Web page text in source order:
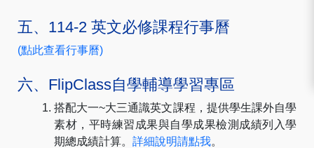
五、114-2 英文必修課程行事曆
(點此查看行事曆)
六、FlipClass自學輔導學習專區
搭配大一~大三通識英文課程，提供學生課外自學
素材，平時練習成果與自學成果檢測成績列入學
期總成績計算。 詳細說明請點我。